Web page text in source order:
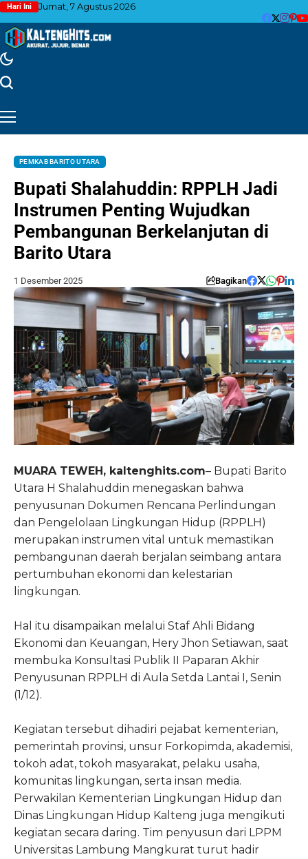
Hari Ini Jumat, 7 Agustus 2026
PEMKAB BARITO UTARA
Bupati Shalahuddin: RPPLH Jadi
Instrumen Penting Wujudkan
Pembangunan Berkelanjutan di
Barito Utara
1 Desember 2025 Bagikan
MUARA TEWEH, kaltenghits.com– Bupati Barito
Utara H Shalahuddin menegaskan bahwa
penyusunan Dokumen Rencana Perlindungan
dan Pengelolaan Lingkungan Hidup (RPPLH)
merupakan instrumen vital untuk memastikan
pembangunan daerah berjalan seimbang antara
pertumbuhan ekonomi dan kelestarian
lingkungan.
Hal itu disampaikan melalui Staf Ahli Bidang
Ekonomi dan Keuangan, Hery Jhon Setiawan, saat
membuka Konsultasi Publik II Paparan Akhir
Penyusunan RPPLH di Aula Setda Lantai I, Senin
(1/12).
Kegiatan tersebut dihadiri pejabat kementerian,
pemerintah provinsi, unsur Forkopimda, akademisi,
tokoh adat, tokoh masyarakat, pelaku usaha,
komunitas lingkungan, serta insan media.
Perwakilan Kementerian Lingkungan Hidup dan
Dinas Lingkungan Hidup Kalteng juga mengikuti
kegiatan secara daring. Tim penyusun dari LPPM
Universitas Lambung Mangkurat turut hadir